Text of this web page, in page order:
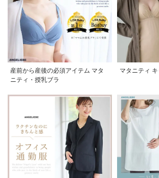
産前から産後の必須アイテム マタ
ニティ・授乳ブラ
マタニティ